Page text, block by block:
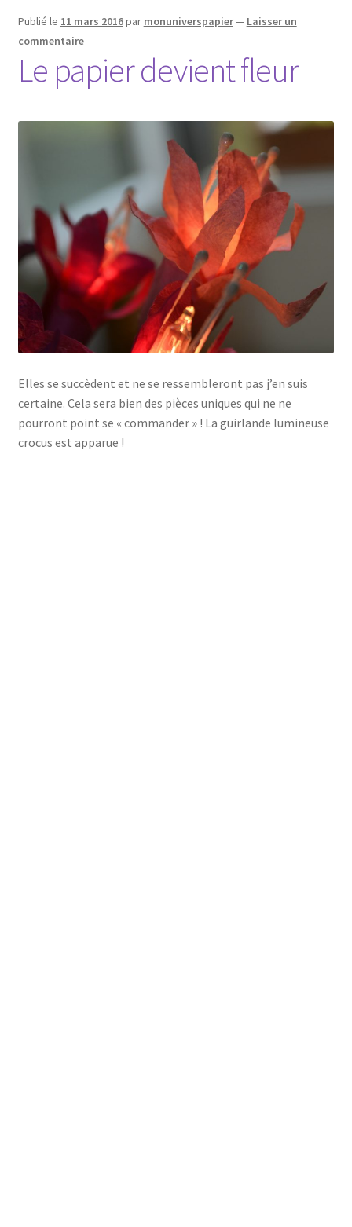
Publié le 11 mars 2016par monuniverspapier— Laisser un
commentaire
Le papier devient fleur
Elles se succèdent et ne se ressembleront pas j’en suis
certaine. Cela sera bien des pièces uniques qui ne ne
pourront point se « commander » ! La guirlande lumineuse
crocus est apparue !